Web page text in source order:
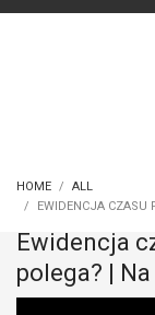
HOME
ALL
EWIDENCJA CZASU
Ewidencja
polega? | Na